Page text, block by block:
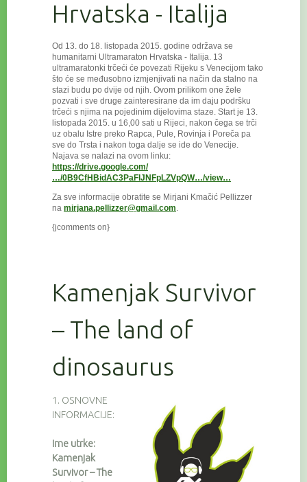
Hrvatska - Italija
Od 13. do 18. listopada 2015. godine održava se
humanitarni Ultramaraton Hrvatska - Italija. 13
ultramaratonki trčeći će povezati Rijeku s Venecijom tako
što će se međusobno izmjenjivati na način da stalno na
stazi budu po dvije od njih. Ovom prilikom one žele
pozvati i sve druge zainteresirane da im daju podršku
trčeći s njima na pojedinim dijelovima staze. Start je 13.
listopada 2015. u 16,00 sati u Rijeci, nakon čega se trči
uz obalu Istre preko Rapca, Pule, Rovinja i Poreča pa
sve do Trsta i nakon toga dalje se ide do Venecije.
Najava se nalazi na ovom linku:
https://drive.google.com/
…/0B9CfHBidAC3PaFlJNFpLZVpQW…/view…
Za sve informacije obratite se Mirjani Kmačić Pellizzer
na mirjana.pellizzer@gmail.com.
{jcomments on}
Kamenjak Survivor
– The land of
dinosaurus
1. OSNOVNE
INFORMACIJE:
Ime utrke:
Kamenjak
Survivor – The